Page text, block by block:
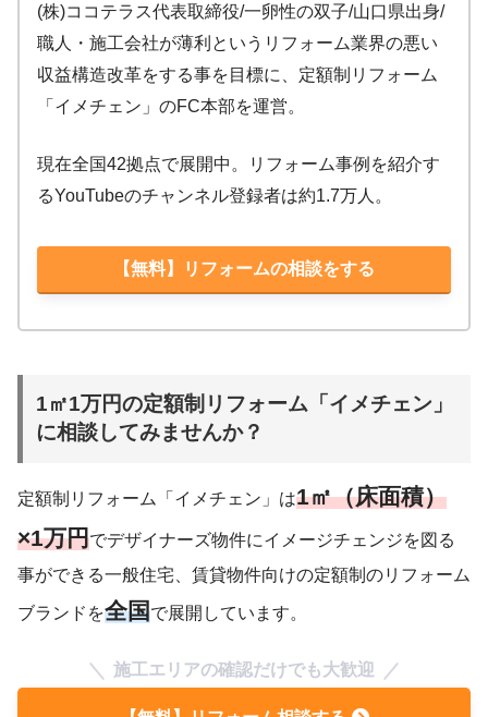
(株)ココテラス代表取締役/一卵性の双子/山口県出身/
職人・施工会社が薄利というリフォーム業界の悪い
収益構造改革をする事を目標に、定額制リフォーム
「イメチェン」のFC本部を運営。
現在全国42拠点で展開中。リフォーム事例を紹介す
るYouTubeのチャンネル登録者は約1.7万人。
【無料】リフォームの相談をする
1㎡1万円の定額制リフォーム「イメチェン」
に相談してみませんか？
定額制リフォーム「イメチェン」は1㎡（床面積）
×1万円でデザイナーズ物件にイメージチェンジを図る
事ができる一般住宅、賃貸物件向けの定額制のリフォーム
ブランドを全国で展開しています。
施工エリアの確認だけでも大歓迎